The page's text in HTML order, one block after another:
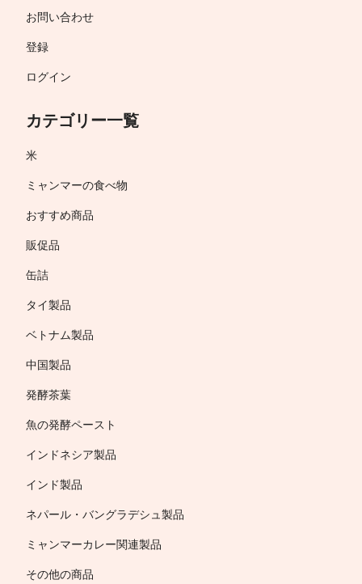
お問い合わせ
登録
ログイン
カテゴリー一覧
米
ミャンマーの食べ物
おすすめ商品
販促品
缶詰
タイ製品
ベトナム製品
中国製品
発酵茶葉
魚の発酵ペースト
インドネシア製品
インド製品
ネパール・バングラデシュ製品
ミャンマーカレー関連製品
その他の商品